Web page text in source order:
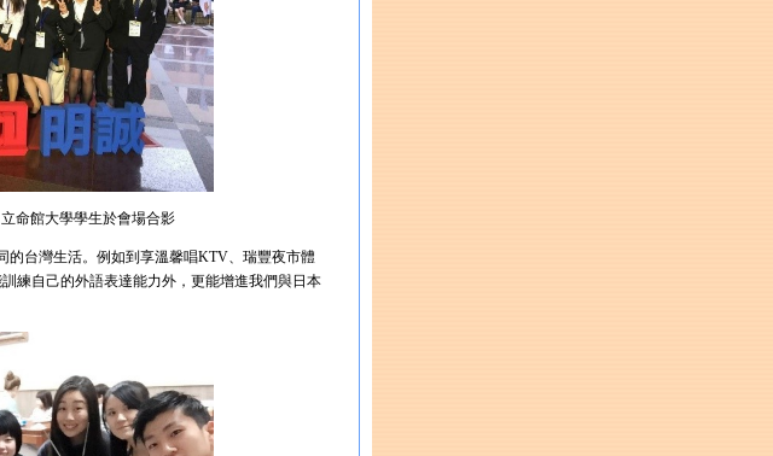
命館大學學生於會場合影
台灣生活。例如到享溫馨唱KTV、瑞豐夜市體
練自己的外語表達能力外，更能增進我們與日本